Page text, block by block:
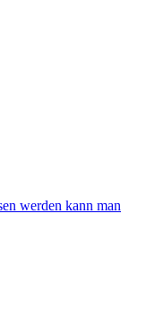
werden kann man